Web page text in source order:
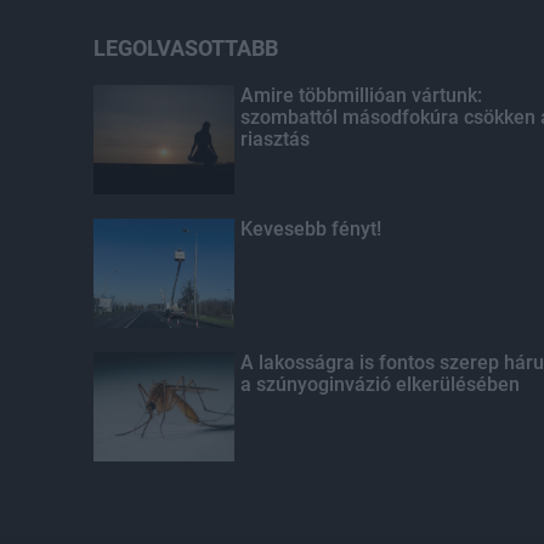
LEGOLVASOTTABB
Amire többmillióan vártunk:
szombattól másodfokúra csökken
riasztás
Kevesebb fényt!
A lakosságra is fontos szerep
a szúnyoginvázió elkerülésében